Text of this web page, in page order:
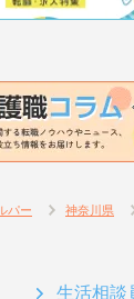
パー 神奈川県
生活相談